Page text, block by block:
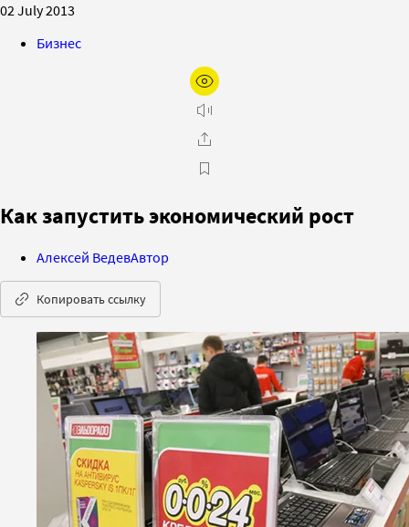
02 July 2013
Бизнес
Как запустить экономический рост
Алексей ВедевАвтор
Копировать ссылку